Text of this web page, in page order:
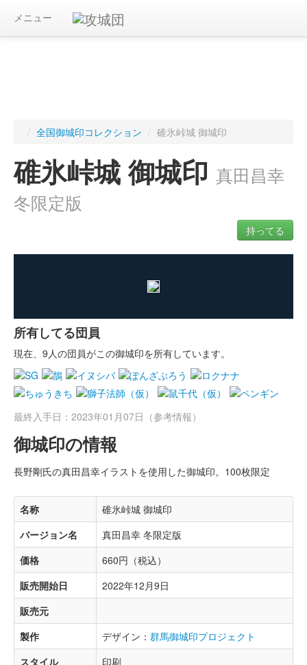
メニュー
/ 全国御城印コレクション / 碓氷峠城 御城印
碓氷峠城 御城印 真田昌幸
冬限定版
持ってる
所有してる団員
現在、9人の団員がこの御城印を所有しています。
最終入手日：2023年01月07日（参考情報）
御城印の情報
長野剛氏の真田昌幸イラストを使用した御城印。100枚限定
名称
碓氷峠城 御城印
バージョン名
真田昌幸 冬限定版
価格
660円（税込）
販売開始日
2022年12月9日
販売元
製作
デザイン： 群馬御城印プロジェクト
スタイル
印刷